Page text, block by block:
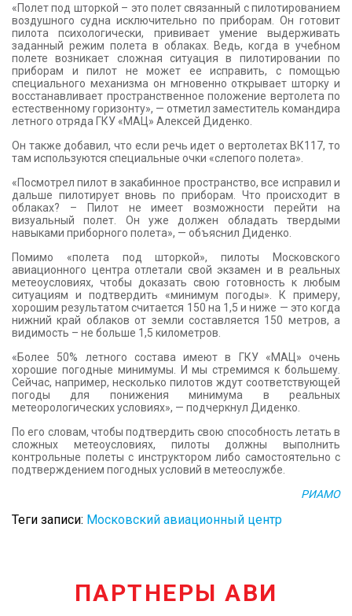
«Полет под шторкой – это полет связанный с пилотированием
воздушного судна исключительно по приборам. Он готовит
пилота психологически, прививает умение выдерживать
заданный режим полета в облаках. Ведь, когда в учебном
полете возникает сложная ситуация в пилотировании по
приборам и пилот не может ее исправить, с помощью
специального механизма он мгновенно открывает шторку и
восстанавливает пространственное положение вертолета по
естественному горизонту», — отметил заместитель командира
летного отряда ГКУ «МАЦ» Алексей Диденко.
Он также добавил, что если речь идет о вертолетах ВК117, то
там используются специальные очки «слепого полета».
«Посмотрел пилот в закабинное пространство, все исправил и
дальше пилотирует вновь по приборам. Что происходит в
облаках? – Пилот не имеет возможности перейти на
визуальный полет. Он уже должен обладать твердыми
навыками приборного полета», — объяснил Диденко.
Помимо «полета под шторкой», пилоты Московского
авиационного центра отлетали свой экзамен и в реальных
метеоусловиях, чтобы доказать свою готовность к любым
ситуациям и подтвердить «минимум погоды». К примеру,
хорошим результатом считается 150 на 1,5 и ниже — это когда
нижний край облаков от земли составляется 150 метров, а
видимость – не больше 1,5 километров.
«Более 50% летного состава имеют в ГКУ «МАЦ» очень
хорошие погодные минимумы. И мы стремимся к большему.
Сейчас, например, несколько пилотов ждут соответствующей
погоды для понижения минимума в реальных
метеорологических условиях», — подчеркнул Диденко.
По его словам, чтобы подтвердить свою способность летать в
сложных метеоусловиях, пилоты должны выполнить
контрольные полеты с инструктором либо самостоятельно с
подтверждением погодных условий в метеослужбе.
РИАМО
Теги записи: Московский авиационный центр
ПАРТНЕРЫ АВИ